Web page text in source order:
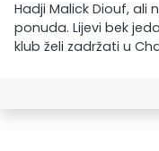
Hadji Malick Diouf, ali
ponuda. Lijevi bek
klub želi zadržati u